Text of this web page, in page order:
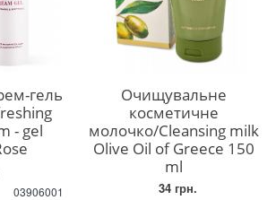
гель
- gel
03906001
Очищувальне
косметичне
молочко/Cleansing milk
Olive Oil of Greece 150
ml
34 грн.